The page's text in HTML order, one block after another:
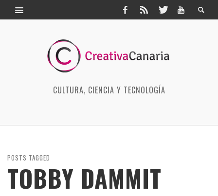
CULTURA, CIENCIA Y TECNOLOGÍA
POSTS TAGGED
TOBBY DAMMIT